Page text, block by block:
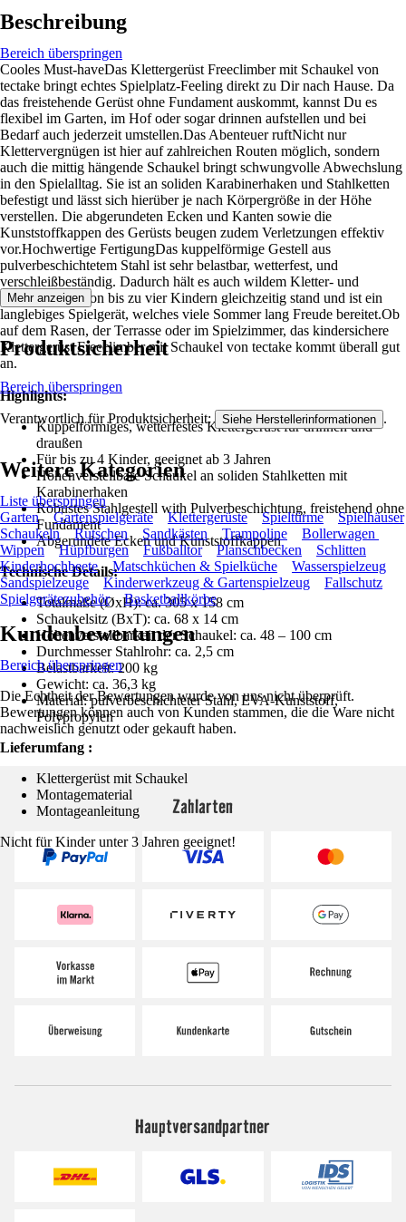
Beschreibung
Bereich überspringen
Cooles Must-haveDas Klettergerüst Freeclimber mit Schaukel von
tectake bringt echtes Spielplatz-Feeling direkt zu Dir nach Hause. Da
das freistehende Gerüst ohne Fundament auskommt, kannst Du es
flexibel im Garten, im Hof oder sogar drinnen aufstellen und bei
Bedarf auch jederzeit umstellen.Das Abenteuer ruftNicht nur
Klettervergnügen ist hier auf zahlreichen Routen möglich, sondern
auch die mittig hängende Schaukel bringt schwungvolle Abwechslung
in den Spielalltag. Sie ist an soliden Karabinerhaken und Stahlketten
befestigt und lässt sich hierüber je nach Körpergröße in der Höhe
verstellen. Die abgerundeten Ecken und Kanten sowie die
Kunststoffkappen des Gerüsts beugen zudem Verletzungen effektiv
vor.Hochwertige FertigungDas kuppelförmige Gestell aus
pulverbeschichtetem Stahl ist sehr belastbar, wetterfest, und
verschleißbeständig. Dadurch hält es auch wildem Kletter- und
Schaukelspaß von bis zu vier Kindern gleichzeitig stand und ist ein
langlebiges Spielgerät, welches viele Sommer lang Freude bereitet.Ob
auf dem Rasen, der Terrasse oder im Spielzimmer, das kindersichere
Klettergerüst Freeclimber mit Schaukel von tectake kommt überall gut
an.
Highlights:
Kuppelförmiges, wetterfestes Klettergerüst für drinnen und
draußen
Für bis zu 4 Kinder, geeignet ab 3 Jahren
Höhenverstellbare Schaukel an soliden Stahlketten mit
Karabinerhaken
Robustes Stahlgestell with Pulverbeschichtung, freistehend ohne
Fundament
Abgerundete Ecken und Kunststoffkappen
Technische Details:
Totalmaße (ØxH): ca. 305 x 158 cm
Schaukelsitz (BxT): ca. 68 x 14 cm
Höhenverstellbarkeit der Schaukel: ca. 48 – 100 cm
Durchmesser Stahlrohr: ca. 2,5 cm
Belastbarkeit: 200 kg
Gewicht: ca. 36,3 kg
Material: pulverbeschichteter Stahl, EVA-Kunststoff,
Polypropylen
Lieferumfang :
Klettergerüst mit Schaukel
Montagematerial
Montageanleitung
Nicht für Kinder unter 3 Jahren geeignet!
Mehr anzeigen
Produktsicherheit
Bereich überspringen
Verantwortlich für Produktsicherheit: Siehe Herstellerinformationen .
Weitere Kategorien
Liste überspringen
Garten
Gartenspielgeräte Klettergerüste Spieltürme
Spielhäuser
Schaukeln
Rutschen Sandkästen Trampoline
Bollerwagen
Wippen
Hüpfburgen Fußballtor Planschbecken
Schlitten
Kinderhochbeete
Matschküchen & Spielküche
Wasserspielzeug
Sandspielzeuge
Kinderwerkzeug & Gartenspielzeug
Fallschutz
Spielgerätezubehör
Basketballkörbe
Kundenbewertungen
Bereich überspringen
Die Echtheit der Bewertungen wurde von uns nicht überprüft.
Bewertungen können auch von Kunden stammen, die die Ware nicht
nachweislich genutzt oder gekauft haben.
Zahlarten
Hauptversandpartner